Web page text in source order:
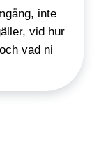
inte
vid hur
vad ni